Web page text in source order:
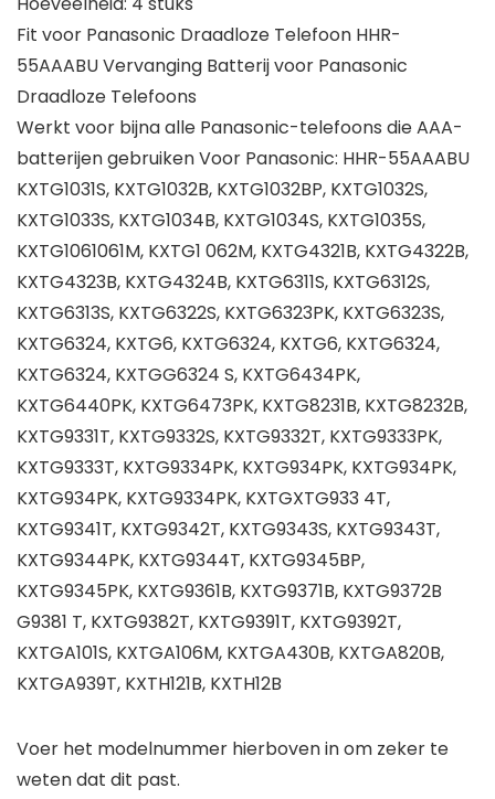
Fit voor Panasonic Draadloze Telefoon HHR-
55AAABU Vervanging Batterij voor Panasonic
Draadloze Telefoons
Werkt voor bijna alle Panasonic-telefoons die AAA-
batterijen gebruiken Voor Panasonic: HHR-55AAABU
KXTG1031S, KXTG1032B, KXTG1032BP, KXTG1032S,
KXTG1033S, KXTG1034B, KXTG1034S, KXTG1035S,
KXTG1061061M, KXTG1 062M, KXTG4321B, KXTG4322B,
KXTG4323B, KXTG4324B, KXTG6311S, KXTG6312S,
KXTG6313S, KXTG6322S, KXTG6323PK, KXTG6323S,
KXTG6324, KXTG6, KXTG6324, KXTG6, KXTG6324,
KXTG6324, KXTGG6324 S, KXTG6434PK,
KXTG6440PK, KXTG6473PK, KXTG8231B, KXTG8232B,
KXTG9331T, KXTG9332S, KXTG9332T, KXTG9333PK,
KXTG9333T, KXTG9334PK, KXTG934PK, KXTG934PK,
KXTG934PK, KXTG9334PK, KXTGXTG933 4T,
KXTG9341T, KXTG9342T, KXTG9343S, KXTG9343T,
KXTG9344PK, KXTG9344T, KXTG9345BP,
KXTG9345PK, KXTG9361B, KXTG9371B, KXTG9372B
G9381 T, KXTG9382T, KXTG9391T, KXTG9392T,
KXTGA101S, KXTGA106M, KXTGA430B, KXTGA820B,
KXTGA939T, KXTH121B, KXTH12B
Voer het modelnummer hierboven in om zeker te
weten dat dit past.